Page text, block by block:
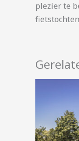
plezier te